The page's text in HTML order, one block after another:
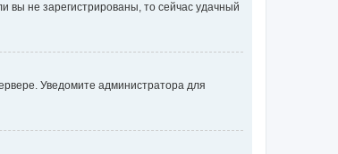
вы не зарегистрированы, то сейчас удачный
Уведомите администратора для